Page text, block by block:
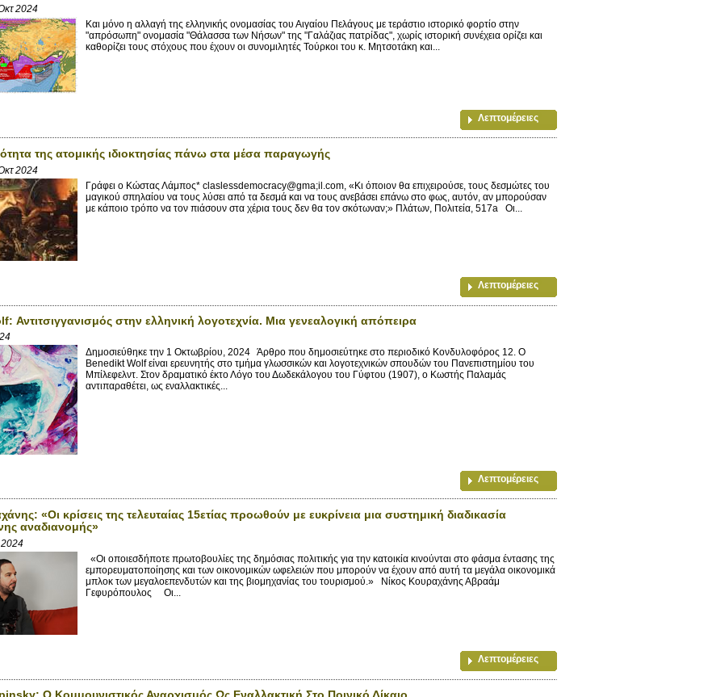
2024
Και μόνο η αλλαγή της ελληνικής ονομασίας του Αιγαίου Πελάγους με τεράστιο ιστορικό φορτίο στην
"απρόσωπη" ονομασία "Θάλασσα των Νήσων" της "Γαλάζιας πατρίδας", χωρίς ιστορική συνέχεια ορίζει και
καθορίζει τους στόχους που έχουν οι συνομιλητές Τούρκοι του κ. Μητσοτάκη και...
Λεπτομέρειες
της ατομικής ιδιοκτησίας πάνω στα μέσα παραγωγής
2024
Γράφει ο Κώστας Λάμπος* claslessdemocracy@gma;il.com, «Κι όποιον θα επιχειρούσε, τους δεσμώτες του
μαγικού σπηλαίου να τους λύσει από τα δεσμά και να τους ανεβάσει επάνω στο φως, αυτόν, αν μπορούσαν
με κάποιο τρόπο να τον πιάσουν στα χέρια τους δεν θα τον σκότωναν;» Πλάτων, Πολιτεία, 517a Οι...
Λεπτομέρειες
Αντιτσιγγανισμός στην ελληνική λογοτεχνία. Μια γενεαλογική απόπειρα
Δημοσιεύθηκε την 1 Οκτωβρίου, 2024 Άρθρο που δημοσιεύτηκε στο περιοδικό Κονδυλοφόρος 12. O
Benedikt Wolf είναι ερευνητής στο τμήμα γλωσσικών και λογοτεχνικών σπουδών του Πανεπιστημίου του
Μπίλεφελντ. Στον δραματικό έκτο Λόγο του Δωδεκάλογου του Γύφτου (1907), ο Κωστής Παλαμάς
αντιπαραθέτει, ως εναλλακτικές...
Λεπτομέρειες
«Οι κρίσεις της τελευταίας 15ετίας προωθούν με ευκρίνεια μια συστημική διαδικασία
αναδιανομής»
2024
«Οι οποιεσδήποτε πρωτοβουλίες της δημόσιας πολιτικής για την κατοικία κινούνται στο φάσμα έντασης της
εμπορευματοποίησης και των οικονομικών ωφελειών που μπορούν να έχουν από αυτή τα μεγάλα οικονομικά
μπλοκ των μεγαλοεπενδυτών και της βιομηχανίας του τουρισμού.» Νίκος Κουραχάνης Αβραάμ
Γεφυρόπουλος Οι...
Λεπτομέρειες